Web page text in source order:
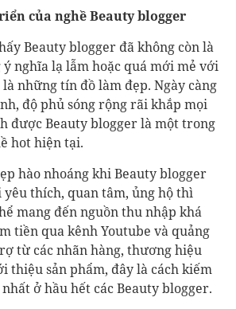
của nghề Beauty blogger
Beauty blogger đã không còn là
nghĩa lạ lẫm hoặc quá mới mẻ với
những tín đồ làm đẹp. Ngày càng
độ phủ sóng rộng rãi khắp mọi
được Beauty blogger là một trong
hot hiện tại.
hào nhoáng khi Beauty blogger
thích, quan tâm, ủng hộ thì
mang đến nguồn thu nhập khá
tiền qua kênh Youtube và quảng
từ các nhãn hàng, thương hiệu
thiệu sản phẩm, đây là cách kiếm
ở hầu hết các Beauty blogger.